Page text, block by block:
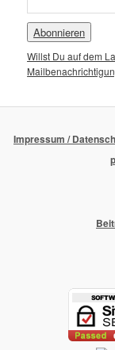
Willst Du auf dem
Impressum /